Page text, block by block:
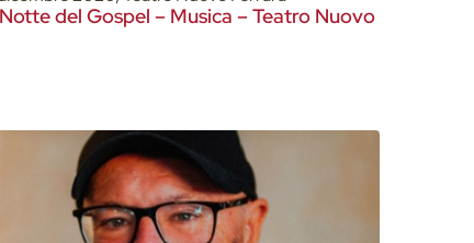
del Gospel – Musica – Teatro Nuovo